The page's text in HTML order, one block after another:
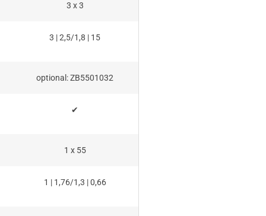
3 x 3
3 | 2,5/1,8 | 15
optional: ZB5501032
✔
1 x 55
1 | 1,76/1,3 | 0,66